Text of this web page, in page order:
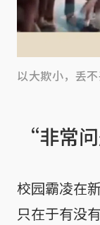
以大欺小，丢
“非常
校园霸凌在
只在于有没